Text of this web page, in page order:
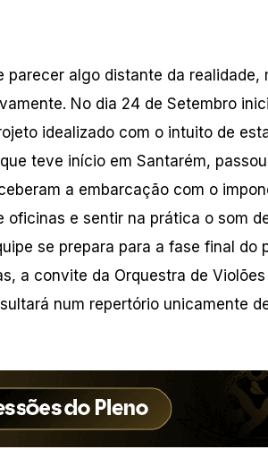
algo distante da realidade,
No dia 24 de Setembro
idealizado com o intuito de
teve início em Santarém,
a embarcação com o
e sentir na prática o som
se prepara para a fase final do
a convite da Orquestra de
num repertório unicamente